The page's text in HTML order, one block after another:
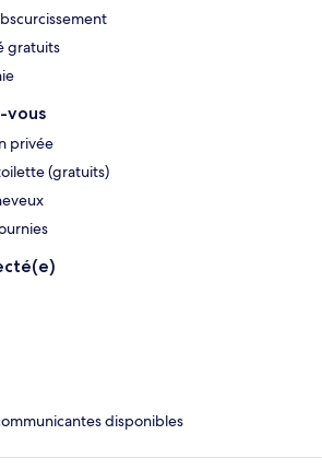
gratuits
vous
privée
(gratuits)
disponibles